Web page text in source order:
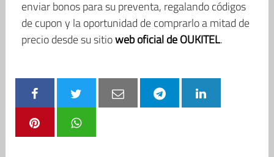
enviar bonos para su preventa, regalando códigos
de cupon y la oportunidad de comprarlo a mitad de
precio desde su sitioweb oficial de OUKITEL.